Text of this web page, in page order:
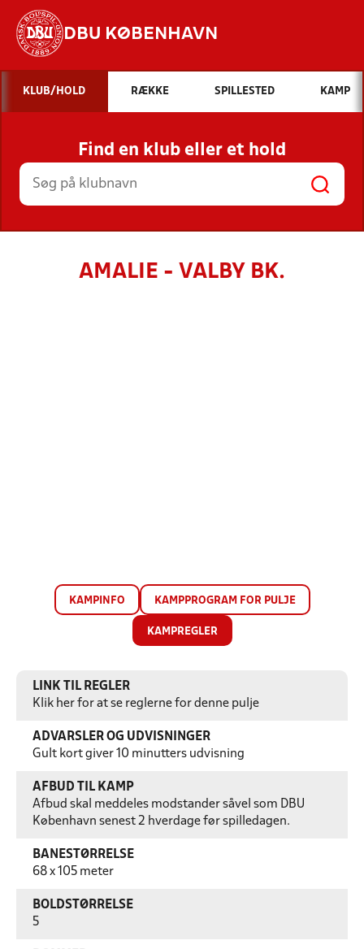
DBU KØBENHAVN
Hvad vil du søge efter?
INDHOLD OG NYHEDER
STILLINGER, RESULTATER, KLUBBER OG
HOLD
KLUB/HOLD RÆKKE SPILLESTED KAMP
Find en klub eller et hold
AMALIE - VALBY BK.
KAMPINFO KAMPPROGRAM FOR PULJE
KAMPREGLER
LINK TIL REGLER
Klik her for at se reglerne for denne pulje
ADVARSLER OG UDVISNINGER
Gult kort giver 10 minutters udvisning
AFBUD TIL KAMP
Afbud skal meddeles modstander såvel som DBU
København senest 2 hverdage før spilledagen.
BANESTØRRELSE
68 x 105 meter
BOLDSTØRRELSE
5